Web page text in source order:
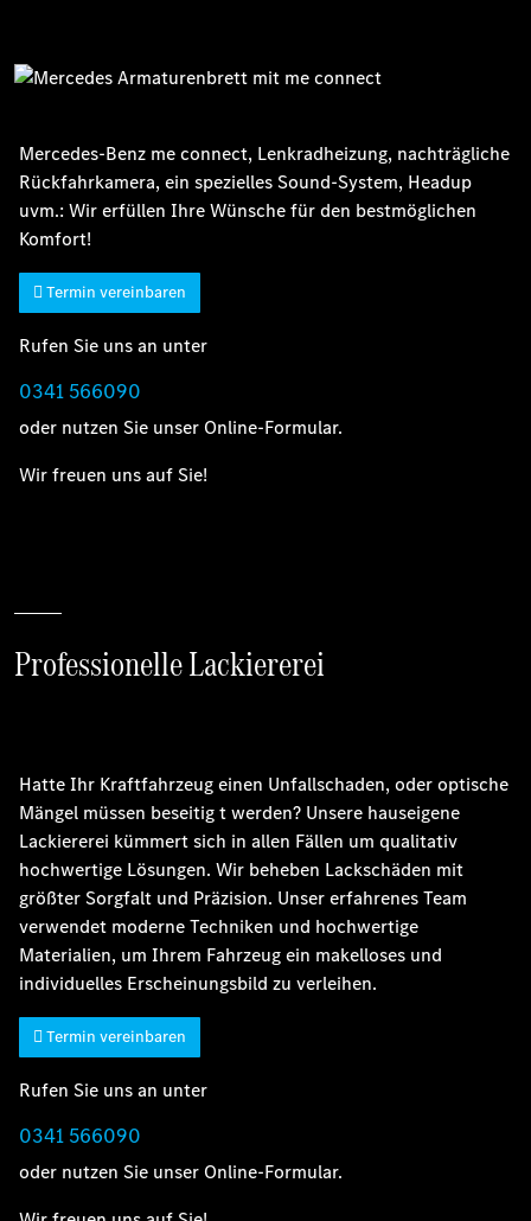
Mercedes-Benz me connect, Lenkradheizung, nachträgliche
Rückfahrkamera, ein spezielles Sound-System, Headup
uvm.: Wir erfüllen Ihre Wünsche für den bestmöglichen
Komfort!
Termin vereinbaren
Rufen Sie uns an unter
0341 566090
oder nutzen Sie unser Online-Formular.
Wir freuen uns auf Sie!
Professionelle Lackiererei
Hatte Ihr Kraftfahrzeug einen Unfallschaden, oder optische
Mängel müssen beseitig t werden? Unsere hauseigene
Lackiererei kümmert sich in allen Fällen um qualitativ
hochwertige Lösungen. Wir beheben Lackschäden mit
größter Sorgfalt und Präzision. Unser erfahrenes Team
verwendet moderne Techniken und hochwertige
Materialien, um Ihrem Fahrzeug ein makelloses und
individuelles Erscheinungsbild zu verleihen.
Termin vereinbaren
Rufen Sie uns an unter
0341 566090
oder nutzen Sie unser Online-Formular.